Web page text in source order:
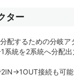
ター
配するための分岐ア
系統を2系統へ分配
接続も可